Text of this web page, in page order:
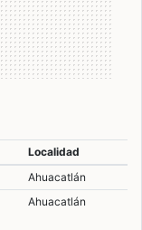
Localidad
Ahuacatlán
Ahuacatlán